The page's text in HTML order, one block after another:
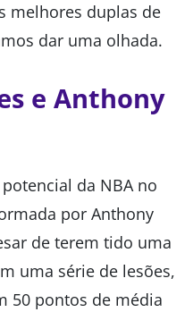
melhores duplas de
dar uma olhada.
e Anthony
da NBA no
por Anthony
de terem tido uma
uma série de lesões,
50 pontos de média